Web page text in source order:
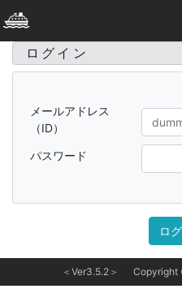
ログイン
メールアドレス
（ID）
パスワード
＜Ver3.5.2＞ Copyright